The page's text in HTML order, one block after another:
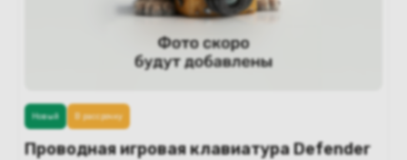
Проводная игровая клавиатура Defender
Новый В рассрочку